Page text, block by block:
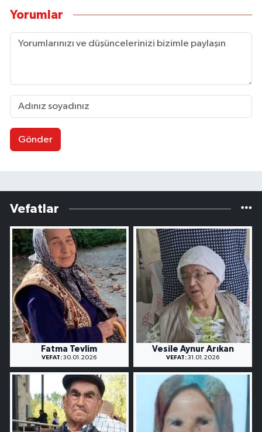
Yorumlar
Gönder
Vefatlar
Fatma Tevlim
VEFAT: 30.01.2026
Vesile Aynur Arıkan
VEFAT: 31.01.2026